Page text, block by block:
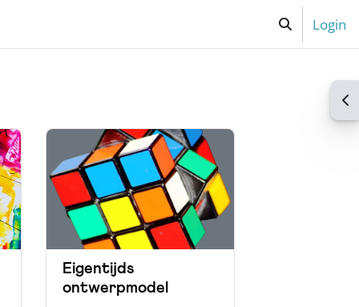
Schakel zoek
Login
Eigentijds
ontwerpmodel